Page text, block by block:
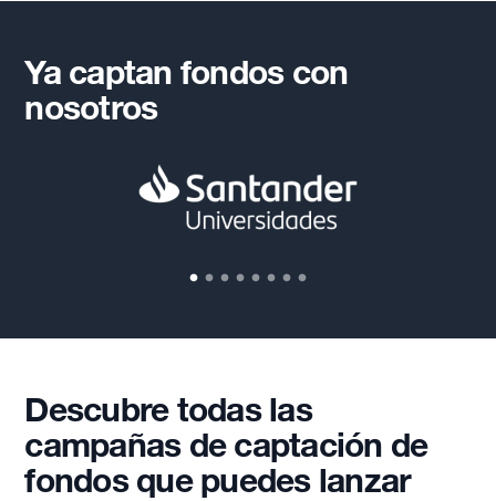
Ya captan fondos con
nosotros
Descubre todas las
campañas de captación de
fondos que puedes lanzar